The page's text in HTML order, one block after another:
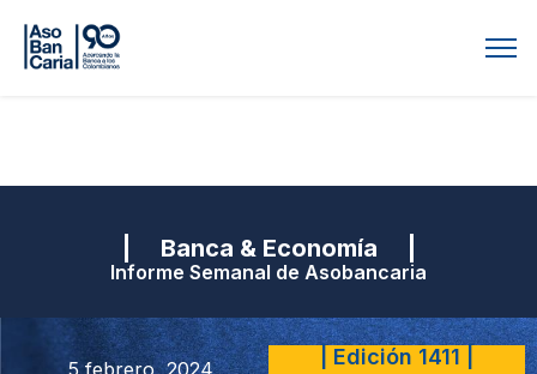
| Banca & Economía |
Informe Semanal de Asobancaria
5 febrero, 2024 | Edición 1411 |